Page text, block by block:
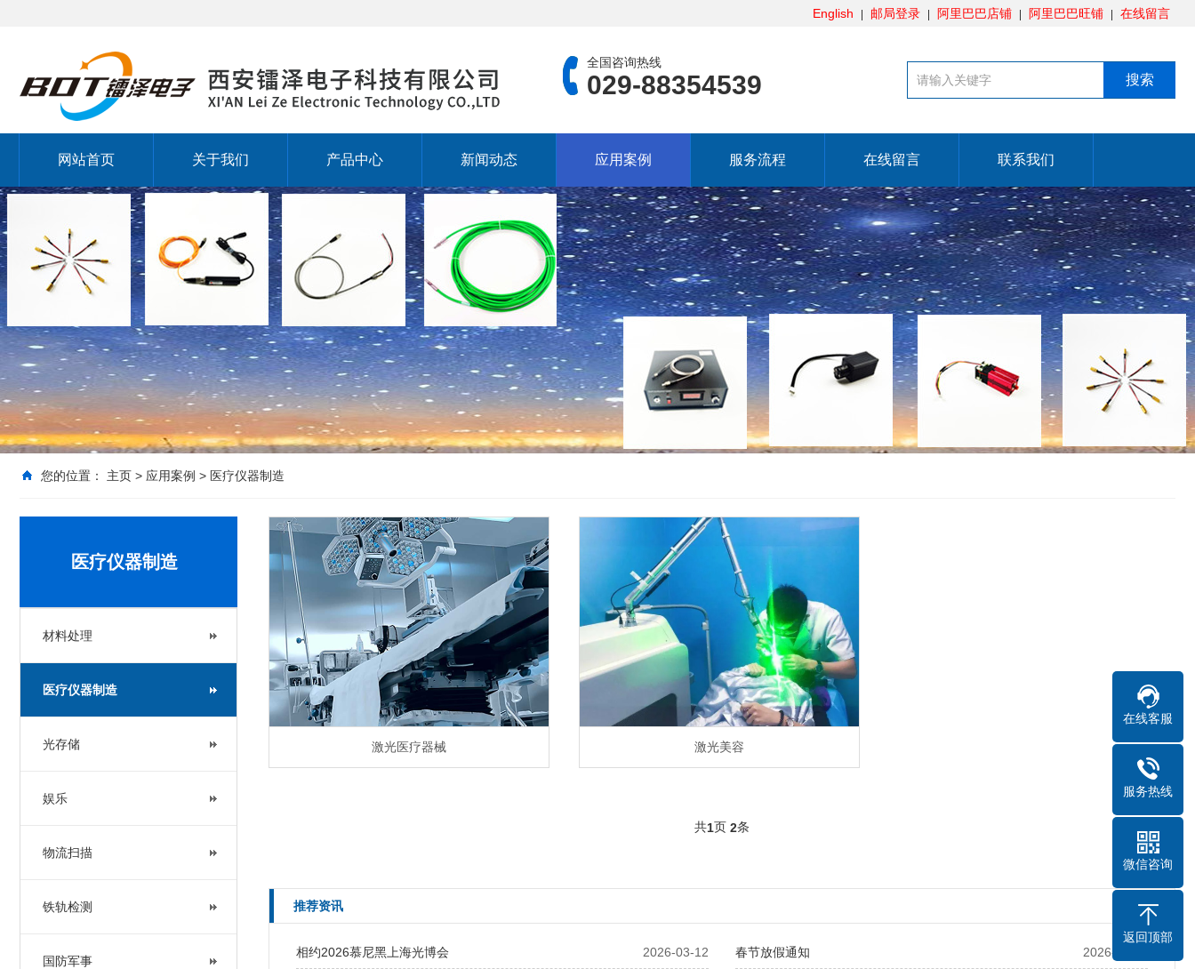
English 邮局登录 阿里巴巴店铺 阿里巴巴旺铺 在线留言
全国咨询热线
029-88354539
网站首页 关于我们 产品中心 新闻动态 应用案例 服务流程 在线留言 联系我们
您的位置： 主页 > 应用案例 > 医疗仪器制造
医疗仪器制造
材料处理
医疗仪器制造
光存储
娱乐
物流扫描
铁轨检测
国防军事
激光医疗器械 激光美容
共1页 2条
推荐资讯
2026-03-12
相约2026慕尼黑上海光博会 2026-02-11
春节放假通知
在线客服
服务热线
微信咨询
返回顶部